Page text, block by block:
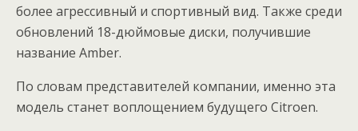
более агрессивный и спортивный вид. Также среди
обновлений 18-дюймовые диски, получившие
название Amber.
По словам представителей компании, именно эта
модель станет воплощением будущего Citroen.